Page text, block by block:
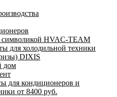
символикой HVAC-TEAM
для холодильной техники
DIXIS
дом
для кондиционеров и
от 8400 руб.